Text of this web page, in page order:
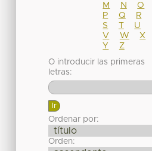
M
N
O
P
Q
R
S
T
U
V
W
X
Y
Z
O introducir las primeras
letras:
Ordenar por:
Orden: